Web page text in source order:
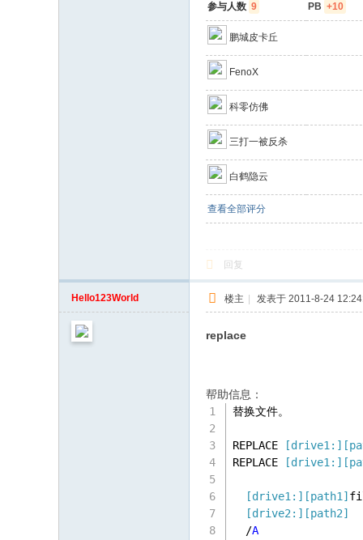
参与人数 9 PB +10
鹏城皮卡丘
FenoX
科零仿佛
三打一被反杀
白鹤隐云
查看全部评分
回复
Hello123World 楼主 | 发表于 2011-8-24
replace
帮助信息：
替换文件。
REPLACE [drive1:]
REPLACE
[drive1:]
[drive1:] [path1]
[drive2:] [path2]
  /
A